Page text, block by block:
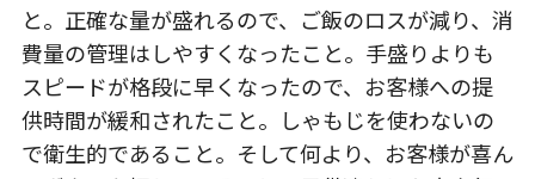
と。正確な量が盛れるので、ご飯のロスが減り、消
費量の管理はしやすくなったこと。手盛りよりも
スピードが格段に早くなったので、お客様への提
供時間が緩和されたこと。しゃもじを使わないの
で衛生的であること。そして何より、お客様が喜ん